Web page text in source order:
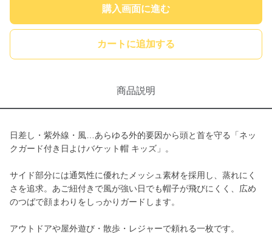
購入画面に進む
カートに追加する
商品説明
日差し・紫外線・風…あらゆる外的要因から頭と首を守る「ネッ
クガード付き日よけバケット帽 キッズ」。
サイド部分には通気性に優れたメッシュ素材を採用し、蒸れにく
さを追求。あご紐付きで風が強い日でも帽子が飛びにくく、広め
のつばで顔まわりをしっかりガードします。
アウトドアや屋外遊び・散歩・レジャーで頼れる一枚です。